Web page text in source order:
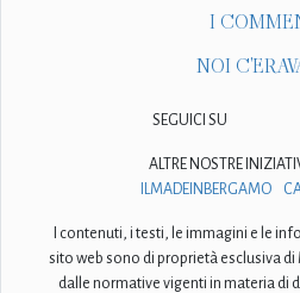
I
NOI
SEGUICI SU
ALTRE NOSTRE
ILMADEINBERGAMO
I contenuti, i testi, le immagini e le
sito web sono di proprietà esclusiva
dalle normative vigenti in materia di